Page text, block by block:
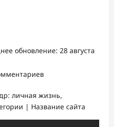
обновление: 28 августа